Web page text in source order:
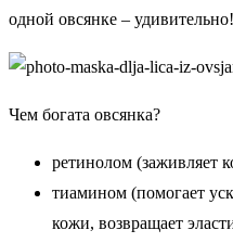
одной овсянке – удивительно!
Чем богата овсянка?
ретинолом (заживляет
тиамином (помогает
кожи, возвращает